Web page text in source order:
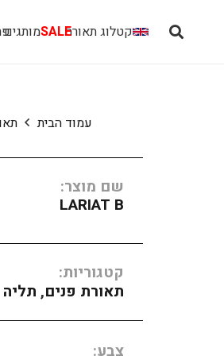
קטלוג תאורהSALEמותגים
עמוד הבית
שם מוצר:
LARIAT B
קטגוריות:
תאורת פנים, תליה
צבע